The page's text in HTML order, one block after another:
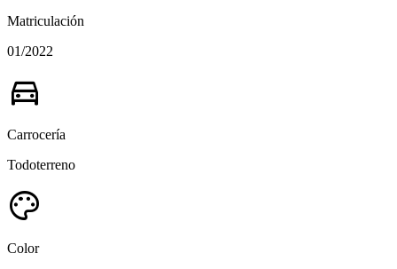
Matriculación
01/2022
directions_car
Carrocería
Todoterreno
palette
Color